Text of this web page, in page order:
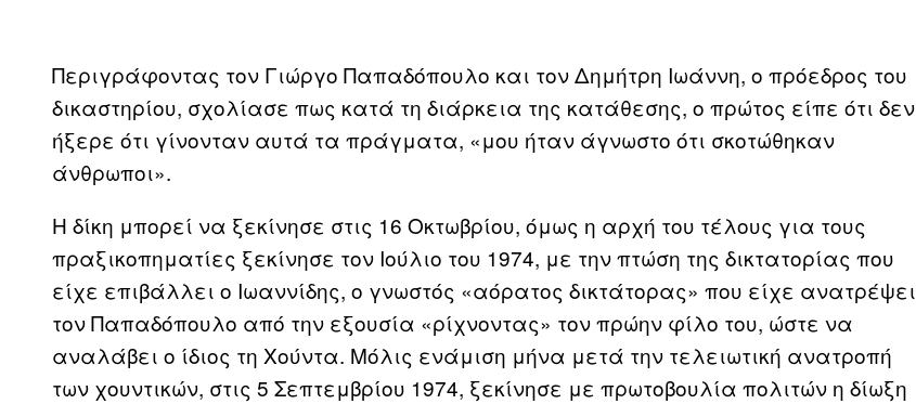
Περιγράφοντας τον Γιώργο Παπαδόπουλο και τον Δημήτρη Ιωάννη, ο πρόεδρος του
δικαστηρίου, σχολίασε πως κατά τη διάρκεια της κατάθεσης, ο πρώτος είπε ότι δεν
ήξερε ότι γίνονταν αυτά τα πράγματα, «μου ήταν άγνωστο ότι σκοτώθηκαν
άνθρωποι».
Η δίκη μπορεί να ξεκίνησε στις 16 Οκτωβρίου, όμως η αρχή του τέλους για τους
πραξικοπηματίες ξεκίνησε τον Ιούλιο του 1974, με την πτώση της δικτατορίας που
είχε επιβάλλει ο Ιωαννίδης, ο γνωστός «αόρατος δικτάτορας» που είχε ανατρέψει
τον Παπαδόπουλο από την εξουσία «ρίχνοντας» τον πρώην φίλο του, ώστε να
αναλάβει ο ίδιος τη Χούντα. Μόλις ενάμιση μήνα μετά την τελειωτική ανατροπή
των χουντικών, στις 5 Σεπτεμβρίου 1974, ξεκίνησε με πρωτοβουλία πολιτών η δίωξη